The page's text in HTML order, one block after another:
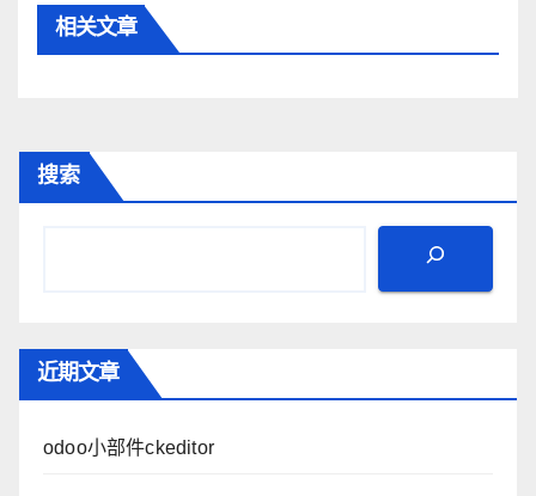
相关文章
搜索
近期文章
odoo小部件ckeditor